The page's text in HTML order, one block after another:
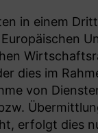
in einem
dies im
von
erfolgt dies